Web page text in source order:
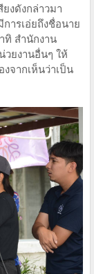
งดังกล่าวมา
ารเอ่ยถึงชื่อนาย
ทิ สำนักงาน
ยงานอื่นๆ ให้
จากเห็นว่าเป็น